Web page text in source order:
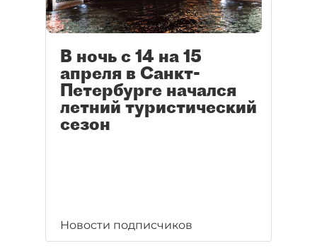
В ночь с 14 на 15
апреля в Санкт-
Петербурге начался
летний туристический
сезон
Новости подписчиков